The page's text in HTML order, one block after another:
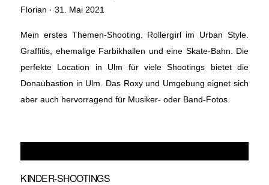
Florian · Veröffentlicht
31. Mai 2021
Mein erstes Themen-Shooting. Rollergirl im Urban Style.
Graffitis, ehemalige Farbikhallen und eine Skate-Bahn. Die
perfekte Location in Ulm für viele Shootings bietet die
Donaubastion in Ulm. Das Roxy und Umgebung eignet sich
aber auch hervorragend für Musiker- oder Band-Fotos.
KINDER-SHOOTINGS